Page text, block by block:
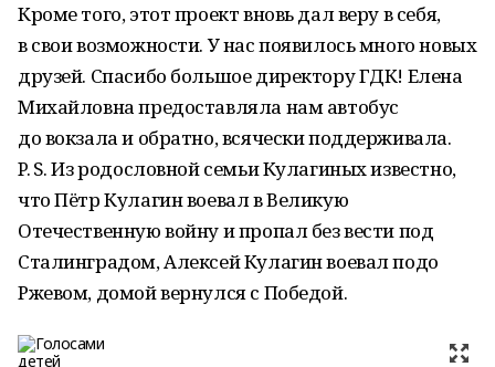
Кроме того, этот проект вновь дал веру в себя,
в свои возможности. У нас появилось много новых
друзей. Спасибо большое директору ГДК! Елена
Михайловна предоставляла нам автобус
до вокзала и обратно, всячески поддерживала.
P. S. Из родословной семьи Кулагиных известно,
что Пётр Кулагин воевал в Великую
Отечественную войну и пропал без вести под
Сталинградом, Алексей Кулагин воевал подо
Ржевом, домой вернулся с Победой.